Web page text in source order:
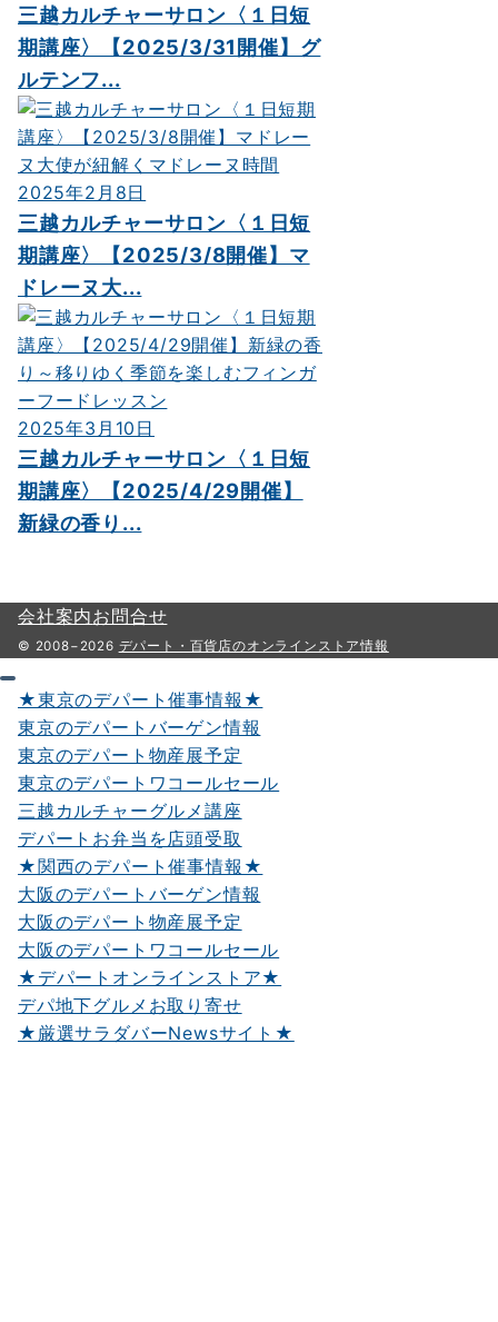
三越カルチャーサロン〈１日短
期講座〉【2025/3/31開催】グ
ルテンフ...
2025年2月8日
三越カルチャーサロン〈１日短
期講座〉【2025/3/8開催】マ
ドレーヌ大...
2025年3月10日
三越カルチャーサロン〈１日短
期講座〉【2025/4/29開催】
新緑の香り...
会社案内お問合せ
© 2008−2026 デパート・百貨店のオンラインストア情報
★東京のデパート催事情報★
東京のデパートバーゲン情報
東京のデパート物産展予定
東京のデパートワコールセール
三越カルチャーグルメ講座
デパートお弁当を店頭受取
★関西のデパート催事情報★
大阪のデパートバーゲン情報
大阪のデパート物産展予定
大阪のデパートワコールセール
★デパートオンラインストア★
デパ地下グルメお取り寄せ
★厳選サラダバーNewsサイト★